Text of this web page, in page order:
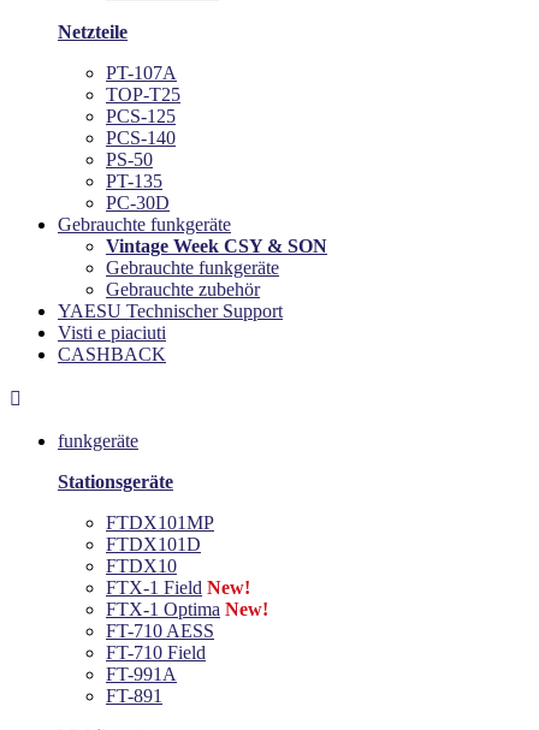
Netzteile
PT-107A
TOP-T25
PCS-125
PCS-140
PS-50
PT-135
PC-30D
Gebrauchte funkgeräte
Vintage Week CSY & SON
Gebrauchte funkgeräte
Gebrauchte zubehör
YAESU Technischer Support
Visti e piaciuti
CASHBACK

funkgeräte
Stationsgeräte
FTDX101MP
FTDX101D
FTDX10
FTX-1 Field New!
FTX-1 Optima New!
FT-710 AESS
FT-710 Field
FT-991A
FT-891